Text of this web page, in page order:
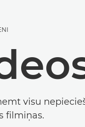
visu
filmiņas.